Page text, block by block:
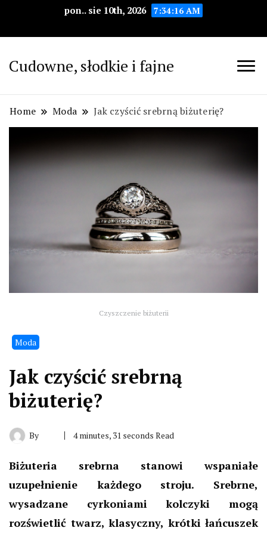
pon.. sie 10th, 2026 7:34:17 AM
Cudowne, słodkie i fajne
Home Moda Jak czyścić srebrną biżuterię?
Czyszczenie biżuterii
Moda
Jak czyścić srebrną
biżuterię?
By 4 minutes, 31 seconds Read
Biżuteria srebrna stanowi wspaniałe
uzupełnienie każdego stroju. Srebrne,
wysadzane cyrkoniami kolczyki mogą
rozświetlić twarz, klasyczny, krótki łańcuszek